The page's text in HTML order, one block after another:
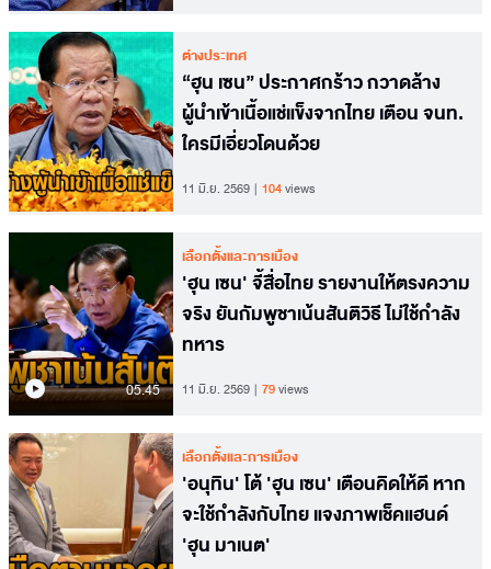
ต่างประเทศ
“ฮุน เซน” ประกาศกร้าว กวาดล้าง
ผู้นำเข้าเนื้อแช่แข็งจากไทย เตือน จนท.
ใครมีเอี่ยวโดนด้วย
11 มิ.ย. 2569 104views
05.45
เลือกตั้งและการเมือง
'ฮุน เซน' จี้สื่อไทย รายงานให้ตรงความ
จริง ยันกัมพูชาเน้นสันติวิธี ไม่ใช้กำลัง
ทหาร
11 มิ.ย. 2569 79views
เลือกตั้งและการเมือง
'อนุทิน' โต้ 'ฮุน เซน' เตือนคิดให้ดี หาก
จะใช้กำลังกับไทย แจงภาพเช็คแฮนด์
'ฮุน มาเนต'